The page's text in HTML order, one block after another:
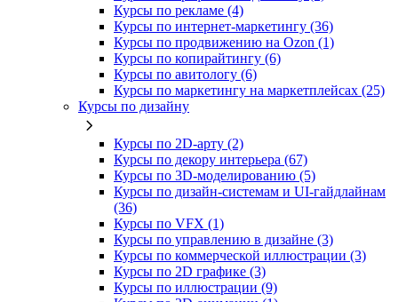
Курсы по рекламе (4)
Курсы по интернет-маркетингу (36)
Курсы по продвижению на Ozon (1)
Курсы по копирайтингу (6)
Курсы по авитологу (6)
Курсы по маркетингу на маркетплейсах (25)
Курсы по дизайну
Курсы по 2D‑арту (2)
Курсы по декору интерьера (67)
Курсы по 3D‑моделированию (5)
Курсы по дизайн-системам и UI-гайдлайнам
(36)
Курсы по VFX (1)
Курсы по управлению в дизайне (3)
Курсы по коммерческой иллюстрации (3)
Курсы по 2D графике (3)
Курсы по иллюстрации (9)